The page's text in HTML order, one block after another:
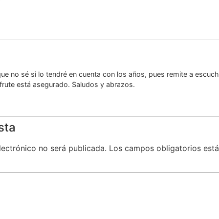
no sé si lo tendré en cuenta con los años, pues remite a
está asegurado. Saludos y abrazos.
no será publicada. Los campos obligatorios